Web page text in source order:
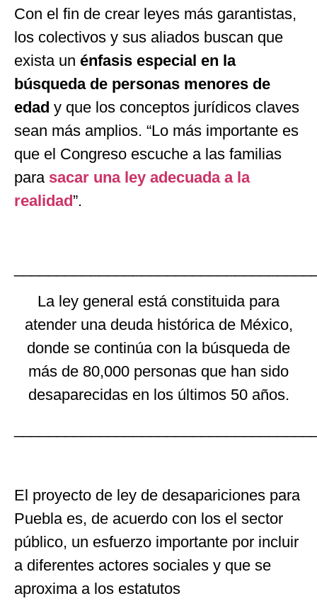
Con el fin de crear leyes más garantistas,
los colectivos y sus aliados buscan que
exista un énfasis especial en la
búsqueda de personas menores de
edad y que los conceptos jurídicos claves
sean más amplios. “Lo más importante es
que el Congreso escuche a las familias
para sacar una ley adecuada a la
realidad”.
La ley general está constituida para
atender una deuda histórica de México,
donde se continúa con la búsqueda de
más de 80,000 personas que han sido
desaparecidas en los últimos 50 años.
El proyecto de ley de desapariciones para
Puebla es, de acuerdo con los el sector
público, un esfuerzo importante por incluir
a diferentes actores sociales y que se
aproxima a los estatutos